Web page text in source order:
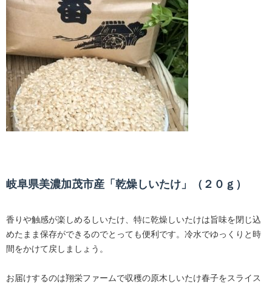
岐阜県美濃加茂市産「乾燥しいたけ」（２０ｇ）
香りや触感が楽しめるしいたけ、特に乾燥しいたけは旨味を閉じ込
めたまま保存ができるのでとっても便利です。冷水でゆっくりと時
間をかけて戻しましょう。
お届けするのは翔栄ファームで収穫の原木しいたけ春子をスライス